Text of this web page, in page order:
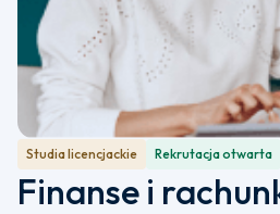
Studia licencjackie Rekrutacja otwarta
Finanse i